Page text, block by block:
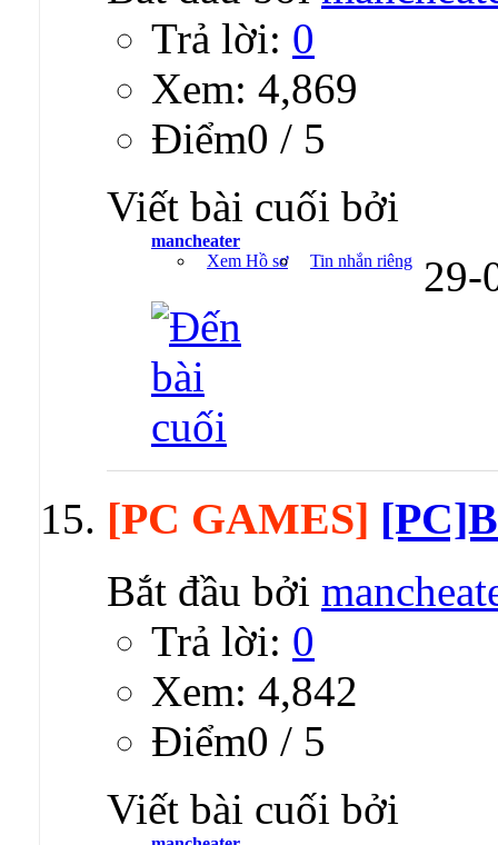
Trả lời: 0
Xem: 4,869
Ðiểm0 / 5
Viết bài cuối bởi
mancheater
Xem Hồ sơ
Tin nhắn riêng 29-
[PC GAMES]
Bắt đầu bởi
Trả lời: 0
Xem: 4,842
Ðiểm0 / 5
Viết bài cuối bởi